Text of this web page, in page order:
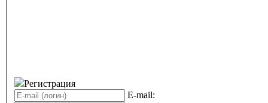
Регистрация
E-mail: